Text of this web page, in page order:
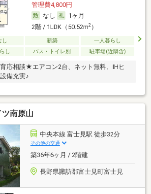
管理費4,800円
なし
1ヶ月
2階 / 1LDK（50.52m2）
し 新築
一人暮らし
し
バス・トイレ別 駐車場(近隣含)
応相談★エアコン2台、ネット無料、IHヒ
備充実♪
ツ南原山
中央本線 富士見駅 徒歩32分
その他の交通
築36年6ヶ月 / 2階建
長野県諏訪郡富士見町富士見